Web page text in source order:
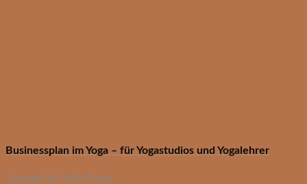
Businessplan im Yoga – für Yogastudios und Yogalehrer
Created by Nick Runia